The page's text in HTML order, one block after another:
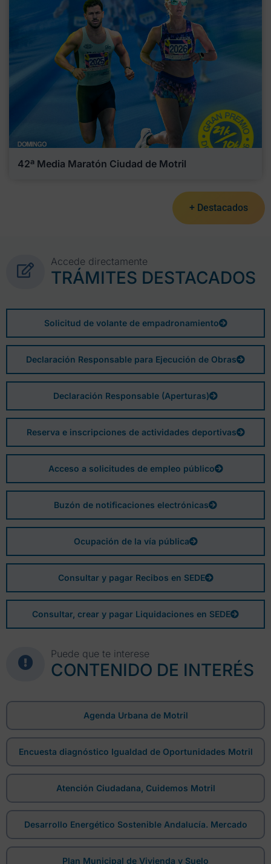
42ª Media Maratón Ciudad de Motril
+ Destacados
Accede directamente
TRÁMITES DESTACADOS
Solicitud de volante de empadronamiento
Declaración Responsable para Ejecución de Obras
Declaración Responsable (Aperturas)
Reserva e inscripciones de actividades deportivas
Acceso a solicitudes de empleo público
Buzón de notificaciones electrónicas
Ocupación de la vía pública
Consultar y pagar Recibos en SEDE
Consultar, crear y pagar Liquidaciones en SEDE
Puede que te interese
CONTENIDO DE INTERÉS
Agenda Urbana de Motril
Encuesta diagnóstico Igualdad de Oportunidades Motril
Atención Ciudadana, Cuidemos Motril
Desarrollo Energético Sostenible Andalucía. Mercado
Plan Municipal de Vivienda y Suelo